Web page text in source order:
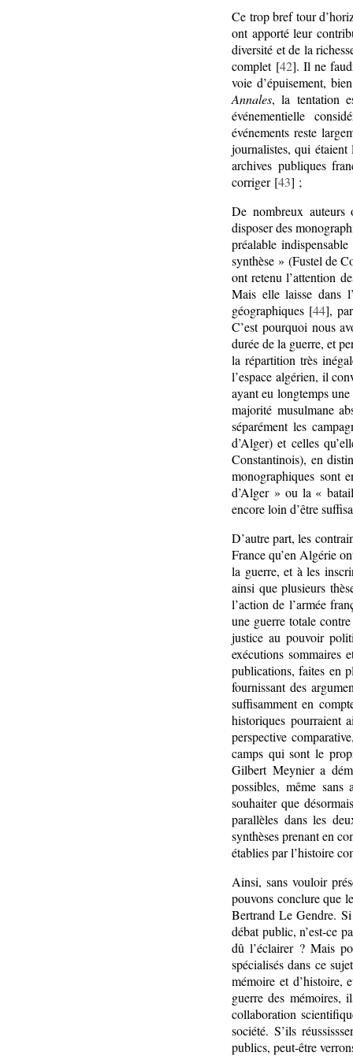
Ce trop bref tour
ont apporté leur
diversité et de la
complet [42]. Il ne
voie d’épuisement,
Annales, la tentation
événementielle
événements reste
journalistes, qui étaient
archives publiques
corriger [43] ;
De nombreux auteurs
disposer des
préalable
synthèse » (Fustel de
ont retenu l’attention
Mais elle laisse dans
géographiques [44],
C’est pourquoi nous
durée de la guerre, et
la répartition très
l’espace algérien, il
ayant eu longtemps
majorité musulmane
séparément les
d’Alger) et celles
Constantinois), en
monographiques sont
d’Alger » ou la «
encore loin d’être
D’autre part, les
France qu’en Algérie
la guerre, et à les
ainsi que plusieurs
l’action de l’armée
une guerre totale
justice au pouvoir
exécutions sommaires
publications, faites en
fournissant des
suffisamment en
historiques pourraient
perspective
camps qui sont le
Gilbert Meynier a
possibles, même
souhaiter que
parallèles dans les
synthèses prenant en
établies par l’histoire
Ainsi, sans vouloir
pouvons conclure que
Bertrand Le Gendre. Si
débat public, n’est-ce
dû l’éclairer ? Mais
spécialisés dans ce
mémoire et d’histoire,
guerre des mémoires,
collaboration
société. S’ils
publics, peut-être